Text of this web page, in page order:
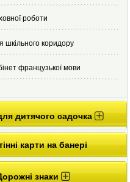
роботи
коридору
французької мови
дитячого садочка
карти на банері
знаки